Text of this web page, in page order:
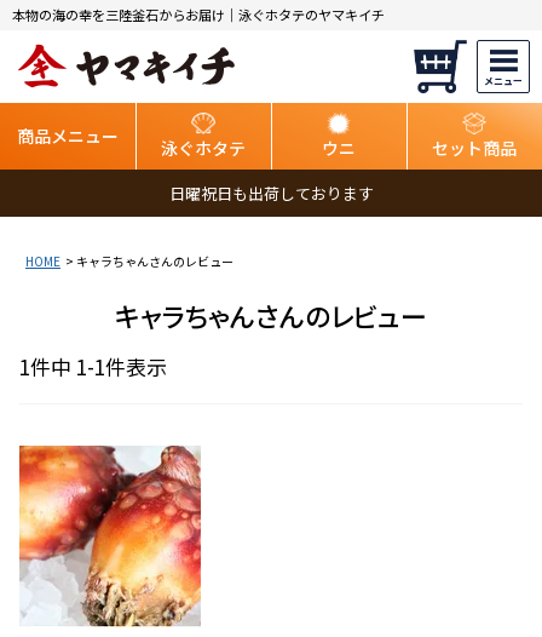
本物の海の幸を三陸釜石からお届け｜泳ぐホタテのヤマキイチ
商品メニュー 泳ぐホタテ ウニ セット商品
日曜祝日も出荷しております
HOME キャラちゃんさんのレビュー
キャラちゃんさんのレビュー
1件中 1-1件表示